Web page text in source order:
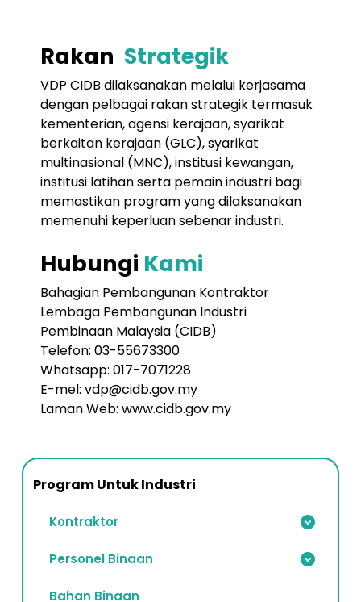
Rakan Strategik
VDP CIDB dilaksanakan melalui kerjasama
dengan pelbagai rakan strategik termasuk
kementerian, agensi kerajaan, syarikat
berkaitan kerajaan (GLC), syarikat
multinasional (MNC), institusi kewangan,
institusi latihan serta pemain industri bagi
memastikan program yang dilaksanakan
memenuhi keperluan sebenar industri.
Hubungi Kami
Bahagian Pembangunan Kontraktor
Lembaga Pembangunan Industri
Pembinaan Malaysia (CIDB)
Telefon: 03-55673300
Whatsapp: 017-7071228
E-mel:vdp@cidb.gov.my
Laman Web: www.cidb.gov.my
Program Untuk Industri
Kontraktor
Personel Binaan
Bahan Binaan